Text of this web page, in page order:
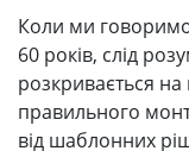
Коли ми
60 років, слід
розкривається
правильного
від шаблонних